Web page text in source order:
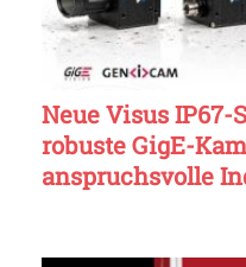
Neue Visus IP67-
robuste GigE-
anspruchsvolle